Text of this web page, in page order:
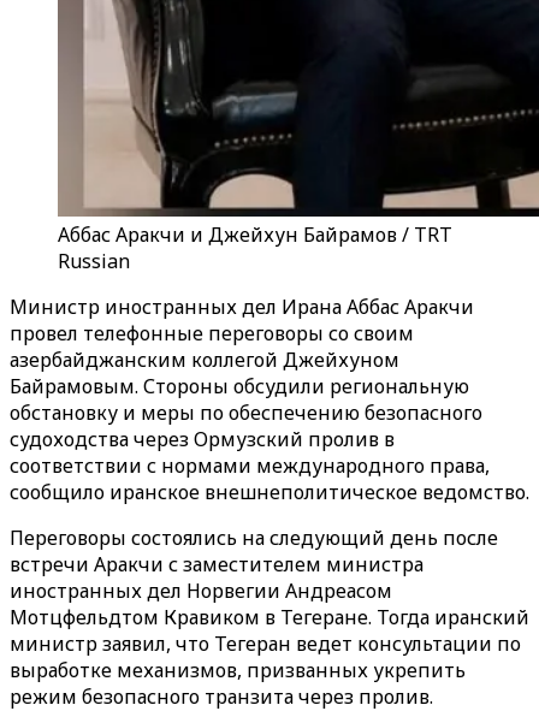
Аббас Аракчи и Джейхун Байрамов / TRT
Russian
Министр иностранных дел Ирана Аббас Аракчи
провел телефонные переговоры со своим
азербайджанским коллегой Джейхуном
Байрамовым. Стороны обсудили региональную
обстановку и меры по обеспечению безопасного
судоходства через Ормузский пролив в
соответствии с нормами международного права,
сообщило иранское внешнеполитическое ведомство.
Переговоры состоялись на следующий день после
встречи Аракчи с заместителем министра
иностранных дел Норвегии Андреасом
Мотцфельдтом Кравиком в Тегеране. Тогда иранский
министр заявил, что Тегеран ведет консультации по
выработке механизмов, призванных укрепить
режим безопасного транзита через пролив.